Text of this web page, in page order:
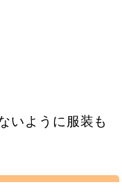
いように服装も